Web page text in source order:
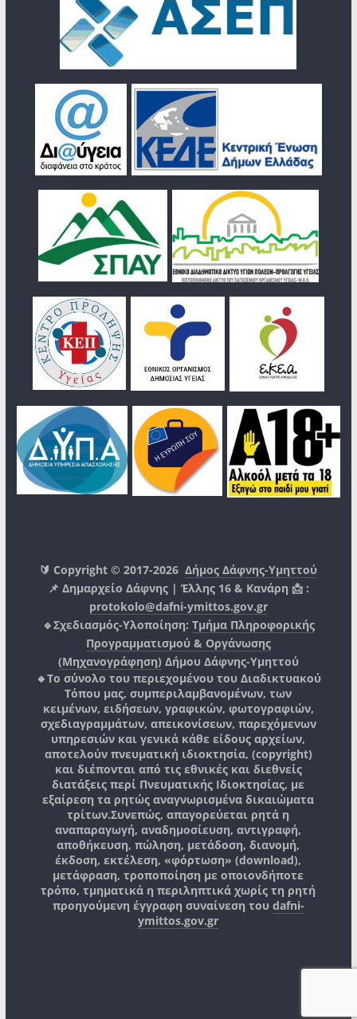
🔰 Copyright © 2017-2026Δήμος Δάφνης-Υμηττού
📌 Δημαρχείο Δάφνης | Έλλης 16 & Κανάρη 📩 :
protokolo@dafni-ymittos.gov.gr
🔹Σχεδιασμός-Υλοποίηση: Τμήμα Πληροφορικής
Προγραμματισμού & Οργάνωσης
(Μηχανογράφηση) Δήμου Δάφνης-Υμηττού
🔸Το σύνολο του περιεχομένου του Διαδικτυακού
Τόπου μας, συμπεριλαμβανομένων, των
κειμένων, ειδήσεων, γραφικών, φωτογραφιών,
σχεδιαγραμμάτων, απεικονίσεων, παρεχόμενων
υπηρεσιών και γενικά κάθε είδους αρχείων,
αποτελούν πνευματική ιδιοκτησία, (copyright)
και διέπονται από τις εθνικές και διεθνείς
διατάξεις περί Πνευματικής Ιδιοκτησίας, με
εξαίρεση τα ρητώς αναγνωρισμένα δικαιώματα
τρίτων.Συνεπώς, απαγορεύεται ρητά η
αναπαραγωγή, αναδημοσίευση, αντιγραφή,
αποθήκευση, πώληση, μετάδοση, διανομή,
έκδοση, εκτέλεση, «φόρτωση» (download),
μετάφραση, τροποποίηση με οποιονδήποτε
τρόπο, τμηματικά η περιληπτικά χωρίς τη ρητή
προηγούμενη έγγραφη συναίνεση του dafni-
ymittos.gov.gr